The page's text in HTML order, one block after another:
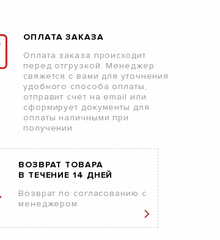
ОПЛАТА ЗАКАЗА
Оплата заказа происходит
перед отгрузкой. Менеджер
свяжется с вами для уточнения
удобного способа оплаты,
отправит счет на email или
сформирует документы для
оплаты наличными при
получении.
ВОЗВРАТ ТОВАРА
В ТЕЧЕНИЕ 14 ДНЕЙ
Возврат по согласованию с
менеджером